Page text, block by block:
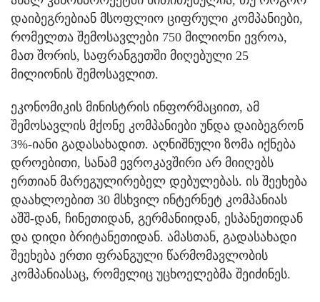
დაიბეგრებიან მსოფლიო ციფრული კომპანიები,
რომელთა შემოსავლები 750 მილიონი ევროა,
მათ შორის, საფრანგეთში მიღებული 25
მილიონის შემოსავლით.
ეკონომიკის მინისტრის ინფორმაციით, ამ
შემოსავლის მქონე კომპანიები უნდა დაიბეგრონ
3%-იანი გადასახადით. აღნიშნული ზომა იქნება
დროებითი, სანამ ევროკავშირი არ მიიღებს
ერთიან მარეგულირებელ დებულებას. ის შეეხება
დაახლოებით 30 მსხვილ ინტერნეტ კომპანიას
აშშ-დან, ჩინეთიდან, გერმანიიდან, ესპანეთიდან
და დიდი ბრიტანეთიდან. ამასთან, გადასახადი
შეეხება ერთი ფრანგული წარმომავლობის
კომპანიასაც, რომელიც უცხოელებმა შეიძინეს.